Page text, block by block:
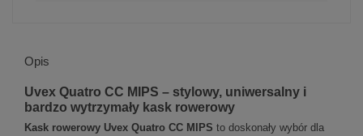
Opis
Uvex Quatro CC MIPS – stylowy, uniwersalny i
bardzo wytrzymały kask rowerowy
Kask rowerowy Uvex Quatro CC MIPS to doskonały wybór dla